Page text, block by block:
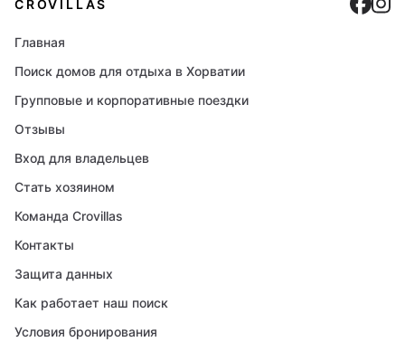
CROVILLAS
Главная
Поиск домов для отдыха в Хорватии
Групповые и корпоративные поездки
Отзывы
Вход для владельцев
Стать хозяином
Команда Crovillas
Контакты
Защита данных
Как работает наш поиск
Условия бронирования